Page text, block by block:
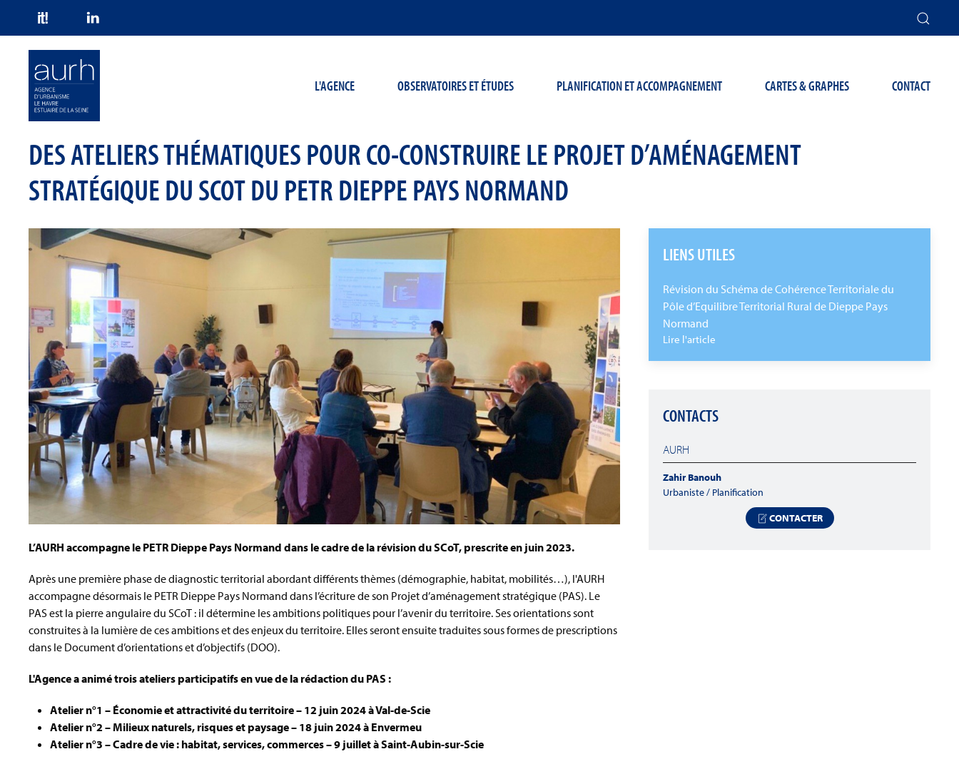
L'AGENCE OBSERVATOIRES ET ÉTUDES PLANIFICATION ET ACCOMPAGNEMENT CARTES & GRAPHES CONTACT
DES ATELIERS THÉMATIQUES POUR CO-CONSTRUIRE LE PROJET D’AMÉNAGEMENT
STRATÉGIQUE DU SCOT DU PETR DIEPPE PAYS NORMAND
L’AURH accompagne le PETR Dieppe Pays Normand dans le cadre de la révision du SCoT, prescrite en juin 2023.
Après une première phase de diagnostic territorial abordant différents thèmes (démographie, habitat, mobilités…), l'AURH
accompagne désormais le PETR Dieppe Pays Normand dans l’écriture de son Projet d’aménagement stratégique (PAS). Le
PAS est la pierre angulaire du SCoT : il détermine les ambitions politiques pour l’avenir du territoire. Ses orientations sont
construites à la lumière de ces ambitions et des enjeux du territoire. Elles seront ensuite traduites sous formes de prescriptions
dans le Document d’orientations et d’objectifs (DOO).
L'Agence a animé trois ateliers participatifs en vue de la rédaction du PAS :
Atelier n°1 – Économie et attractivité du territoire – 12 juin 2024 à Val-de-Scie
Atelier n°2 – Milieux naturels, risques et paysage – 18 juin 2024 à Envermeu
Atelier n°3 – Cadre de vie : habitat, services, commerces – 9 juillet à Saint-Aubin-sur-Scie
LIENS UTILES
Révision du Schéma de Cohérence Territoriale du
Pôle d’Equilibre Territorial Rural de Dieppe Pays
Normand
Lire l'article
CONTACTS
AURH
Zahir Banouh
Urbaniste / Planification
CONTACTER